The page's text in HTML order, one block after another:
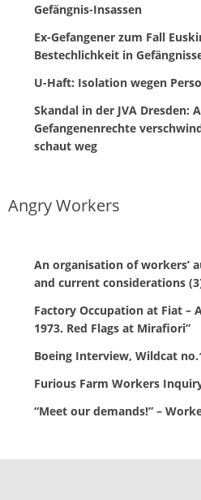
Gefängnis-Insassen
Ex-Gefangener zum Fall
Bestechlichkeit in
U-Haft: Isolation wegen
Skandal in der JVA Dresden:
Gefangenenrechte
schaut weg
Angry Workers
An organisation of workers’
and current considerations
Factory Occupation at Fiat –
1973. Red Flags at Mirafiori”
Boeing Interview, Wildcat
Furious Farm Workers
“Meet our demands!” –